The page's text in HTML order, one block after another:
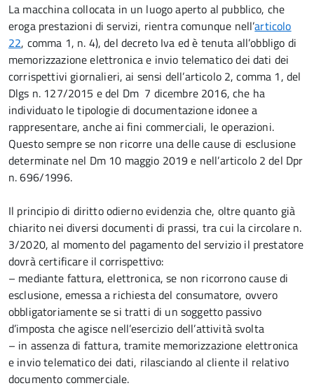
La macchina collocata in un luogo aperto al pubblico, che
eroga prestazioni di servizi, rientra comunque nell’articolo
22, comma 1, n. 4), del decreto Iva ed è tenuta all’obbligo di
memorizzazione elettronica e invio telematico dei dati dei
corrispettivi giornalieri, ai sensi dell’articolo 2, comma 1, del
Dlgs n. 127/2015 e del Dm 7 dicembre 2016, che ha
individuato le tipologie di documentazione idonee a
rappresentare, anche ai fini commerciali, le operazioni.
Questo sempre se non ricorre una delle cause di esclusione
determinate nel Dm 10 maggio 2019 e nell’articolo 2 del Dpr
n. 696/1996.
Il principio di diritto odierno evidenzia che, oltre quanto già
chiarito nei diversi documenti di prassi, tra cui la circolare n.
3/2020, al momento del pagamento del servizio il prestatore
dovrà certificare il corrispettivo:
– mediante fattura, elettronica, se non ricorrono cause di
esclusione, emessa a richiesta del consumatore, ovvero
obbligatoriamente se si tratti di un soggetto passivo
d’imposta che agisce nell’esercizio dell’attività svolta
– in assenza di fattura, tramite memorizzazione elettronica
e invio telematico dei dati, rilasciando al cliente il relativo
documento commerciale.